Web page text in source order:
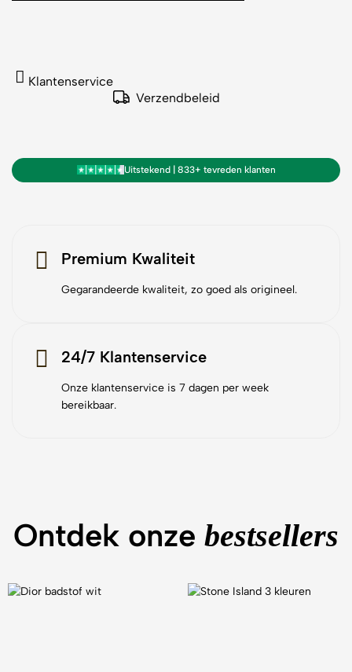
Klantenservice
Verzendbeleid
Uitstekend | 833+ tevreden klanten
Premium Kwaliteit
Gegarandeerde kwaliteit, zo goed als origineel.
24/7 Klantenservice
Onze klantenservice is 7 dagen per week
bereikbaar.
Ontdek onze bestsellers